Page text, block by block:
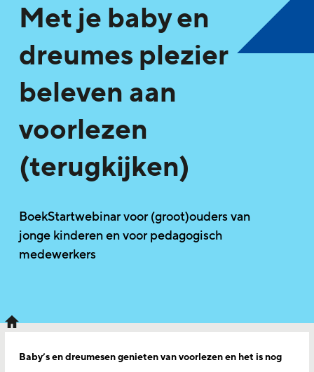
Met je baby en
dreumes plezier
beleven aan
voorlezen
(terugkijken)
BoekStartwebinar voor (groot)ouders van
jonge kinderen en voor pedagogisch
medewerkers
Baby’s en dreumesen genieten van voorlezen en het is nog